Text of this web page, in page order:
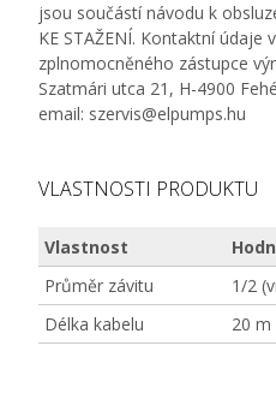
jsou součástí návodu k
KE STAŽENÍ. Kontaktní údaje
zplnomocněného zástupce
Szatmári utca 21, H-4900
email: szervis@elpumps.hu
VLASTNOSTI PRODUKTU
Vlastnost
Průměr závitu
1/2
Délka kabelu
20 m